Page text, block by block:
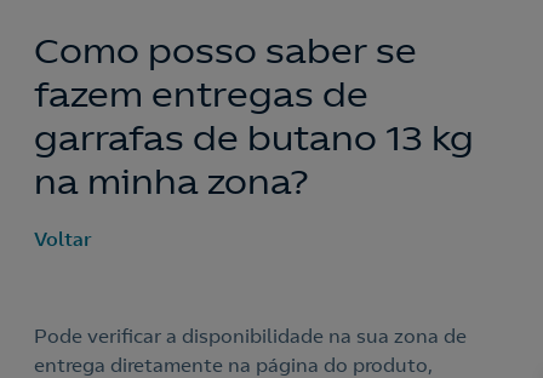
Nós ligamos!
Como posso saber se
fazem entregas de
garrafas de butano 13 kg
na minha zona?
Voltar
Pode verificar a disponibilidade na sua zona de
entrega diretamente na página do produto,